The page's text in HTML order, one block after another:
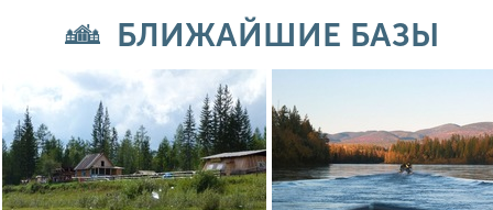
БЛИЖАЙШИЕ БАЗЫ